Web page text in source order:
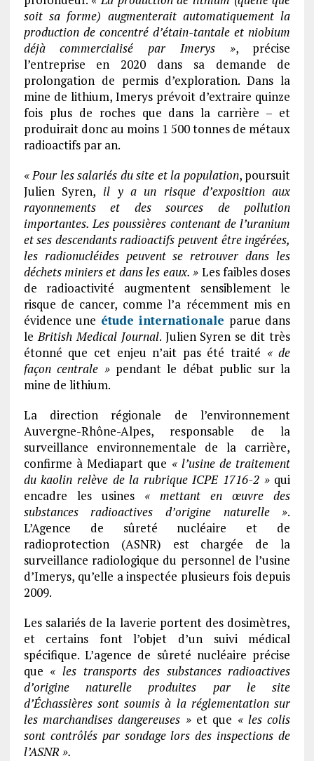
soit sa forme) augmenterait automatiquement la
production de concentré d’étain-tantale et niobium
déjà commercialisé par Imerys », précise
l’entreprise en 2020 dans sa demande de
prolongation de permis d’exploration. Dans la
mine de lithium, Imerys prévoit d’extraire quinze
fois plus de roches que dans la carrière – et
produirait donc au moins 1 500 tonnes de métaux
radioactifs par an.
« Pour les salariés du site et la population, poursuit
Julien Syren, il y a un risque d’exposition aux
rayonnements et des sources de pollution
importantes. Les poussières contenant de l’uranium
et ses descendants radioactifs peuvent être ingérées,
les radionucléides peuvent se retrouver dans les
déchets miniers et dans les eaux. » Les faibles doses
de radioactivité augmentent sensiblement le
risque de cancer, comme l’a récemment mis en
évidence une étude internationale parue dans
leBritish Medical Journal. Julien Syren se dit très
étonné que cet enjeu n’ait pas été traité « de
façon centrale »pendant le débat public sur la
mine de lithium.
La direction régionale de l’environnement
Auvergne-Rhône-Alpes, responsable de la
surveillance environnementale de la carrière,
confirme à Mediapart que « l’usine de traitement
du kaolin relève de la rubrique ICPE 1716-2 »qui
encadre les usines « mettant en œuvre des
substances radioactives d’origine naturelle ».
L’Agence de sûreté nucléaire et de
radioprotection (ASNR) est chargée de la
surveillance radiologique du personnel de l’usine
d’Imerys, qu’elle a inspectée plusieurs fois depuis
2009.
Les salariés de la laverie portent des dosimètres,
et certains font l’objet d’un suivi médical
spécifique. L’agence de sûreté nucléaire précise
que « les transports des substances radioactives
d’origine naturelle produites par le site
d’Échassières sont soumis à la réglementation sur
les marchandises dangereuses »et que « les colis
sont contrôlés par sondage lors des inspections de
l’ASNR ».